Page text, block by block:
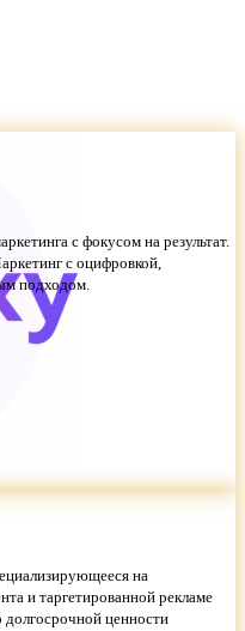
с фокусом на результат.
с оцифровкой,
подходом.
на
и таргетированной рекламе
долгосрочной ценности